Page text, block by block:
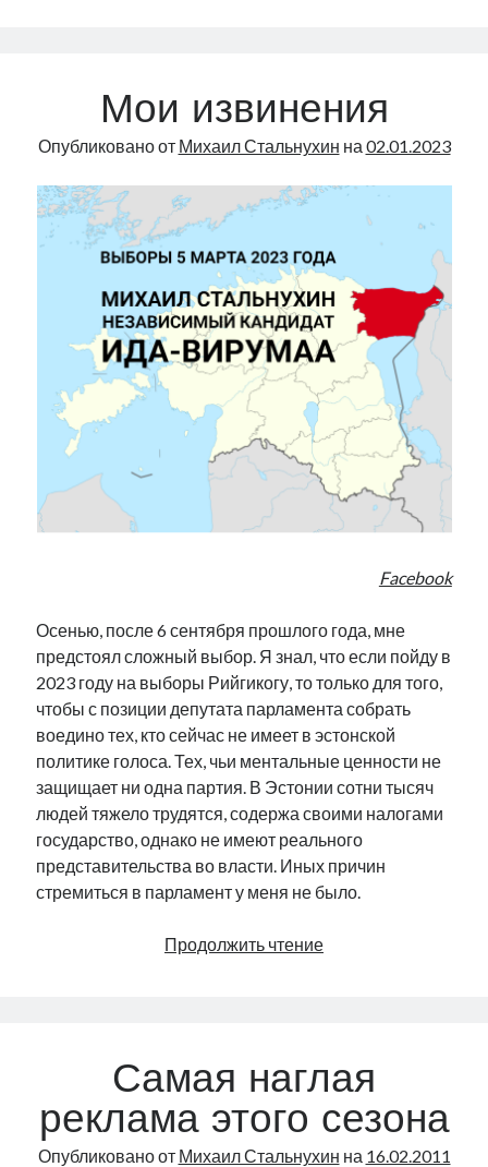
Narva
12
Мои извинения
Опубликовано от Михаил Стальнухин на 02.01.2023
Facebook
Осенью, после 6 сентября прошлого года, мне
предстоял сложный выбор. Я знал, что если пойду в
2023 году на выборы Рийгикогу, то только для того,
чтобы с позиции депутата парламента собрать
воедино тех, кто сейчас не имеет в эстонской
политике голоса. Тех, чьи ментальные ценности не
защищает ни одна партия. В Эстонии сотни тысяч
людей тяжело трудятся, содержа своими налогами
государство, однако не имеют реального
представительства во власти. Иных причин
стремиться в парламент у меня не было.
Продолжить чтениеМои
Самая наглая
реклама этого сезона
Опубликовано от Михаил Стальнухин на 16.02.2011